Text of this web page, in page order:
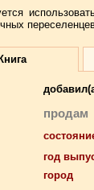
Книга
продам
год
город